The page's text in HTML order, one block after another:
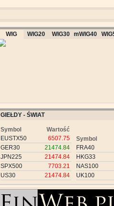
WIG WIG20 WIG30 mWIG40
GIEŁDY - ŚWIAT
Symbol
Wartość
EUSTX50
6507.75
GER30
21474.84
JPN225
21474.84
SPX500
7703.21
US30
21474.84
Symbol
FRA40
HKG33
NAS100
UK100